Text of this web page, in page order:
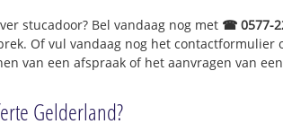
stucadoor? Bel vandaag nog met ☎ 0577-
Of vul vandaag nog het contactformulier
van een afspraak of het aanvragen van
Gelderland?